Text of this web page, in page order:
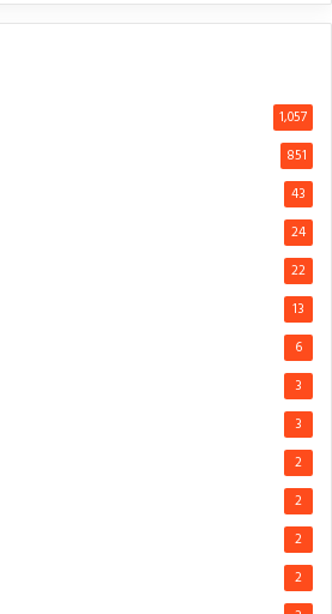
1,057
851
43
24
22
13
6
3
3
2
2
2
2